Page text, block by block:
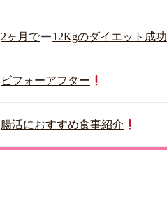
2ヶ月で 12Kgのダイエット成功
ビフォーアフター
腸活におすすめ食事紹介